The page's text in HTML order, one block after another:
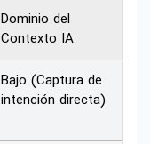
Dominio del
Contexto IA
Bajo (Captura de
intención directa)